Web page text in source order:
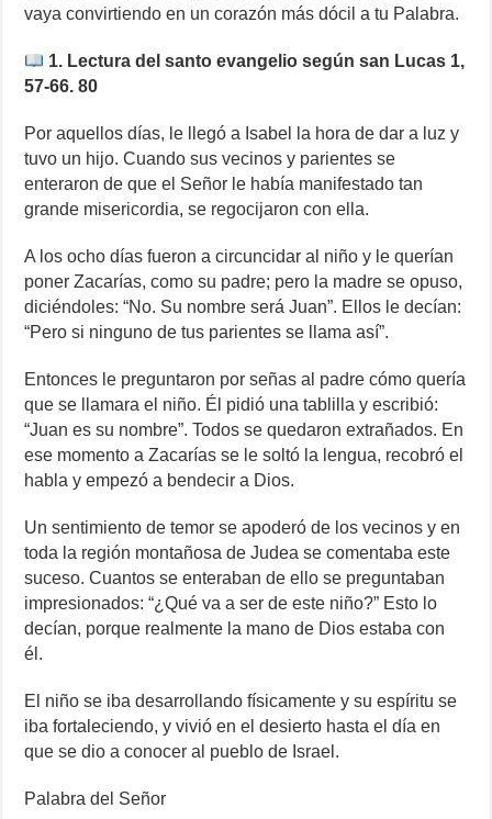
vaya convirtiendo en un corazón más dócil a tu Palabra.
1. Lectura del santo evangelio según san Lucas 1,
57-66. 80
Por aquellos días, le llegó a Isabel la hora de dar a luz y
tuvo un hijo. Cuando sus vecinos y parientes se
enteraron de que el Señor le había manifestado tan
grande misericordia, se regocijaron con ella.
A los ocho días fueron a circuncidar al niño y le querían
poner Zacarías, como su padre; pero la madre se opuso,
diciéndoles: “No. Su nombre será Juan”. Ellos le decían:
“Pero si ninguno de tus parientes se llama así”.
Entonces le preguntaron por señas al padre cómo quería
que se llamara el niño. Él pidió una tablilla y escribió:
“Juan es su nombre”. Todos se quedaron extrañados. En
ese momento a Zacarías se le soltó la lengua, recobró el
habla y empezó a bendecir a Dios.
Un sentimiento de temor se apoderó de los vecinos y en
toda la región montañosa de Judea se comentaba este
suceso. Cuantos se enteraban de ello se preguntaban
impresionados: “¿Qué va a ser de este niño?” Esto lo
decían, porque realmente la mano de Dios estaba con
él.
El niño se iba desarrollando físicamente y su espíritu se
iba fortaleciendo, y vivió en el desierto hasta el día en
que se dio a conocer al pueblo de Israel.
Palabra del Señor